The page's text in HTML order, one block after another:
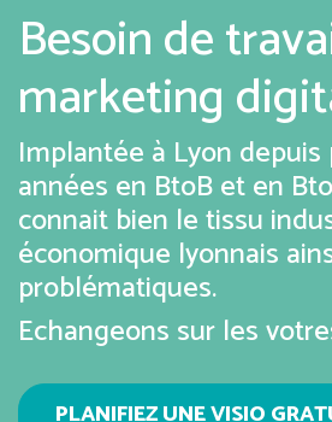
Besoin de
marketing
Implantée à Lyon
années en BtoB et en
connait bien le tissu
économique lyonnais
problématiques.
Echangeons sur les